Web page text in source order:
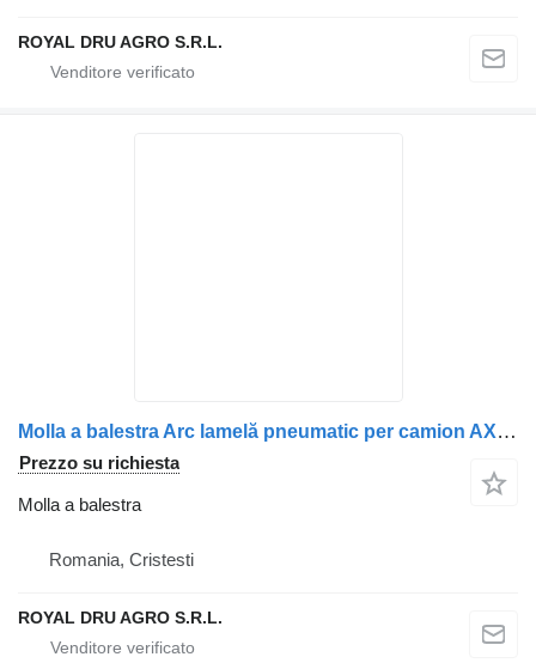
ROYAL DRU AGRO S.R.L.
Molla a balestra Arc lamelă pneumatic per camion AXA remorcii stânga Krone 1610662 H-603
Prezzo su richiesta
Molla a balestra
Romania, Cristesti
ROYAL DRU AGRO S.R.L.